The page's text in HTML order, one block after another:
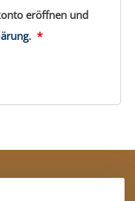
eröff­nen und
. *